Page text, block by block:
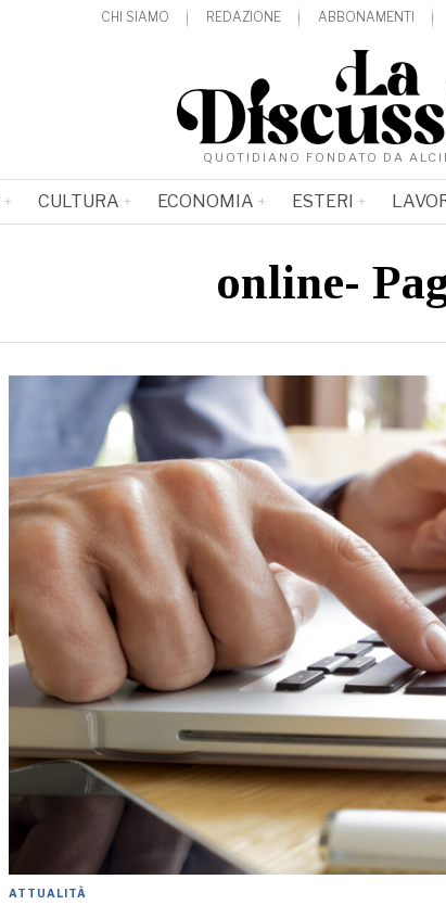
CHI SIAMO REDAZIONE ABBONAMENTI
QUOTIDIANO FONDATO DA
CULTURA ECONOMIA ESTERI
online-
ATTUALITÀ